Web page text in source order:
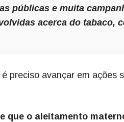
públicas e muita
acerca do tabaco,
preciso avançar em ações
que o aleitamento